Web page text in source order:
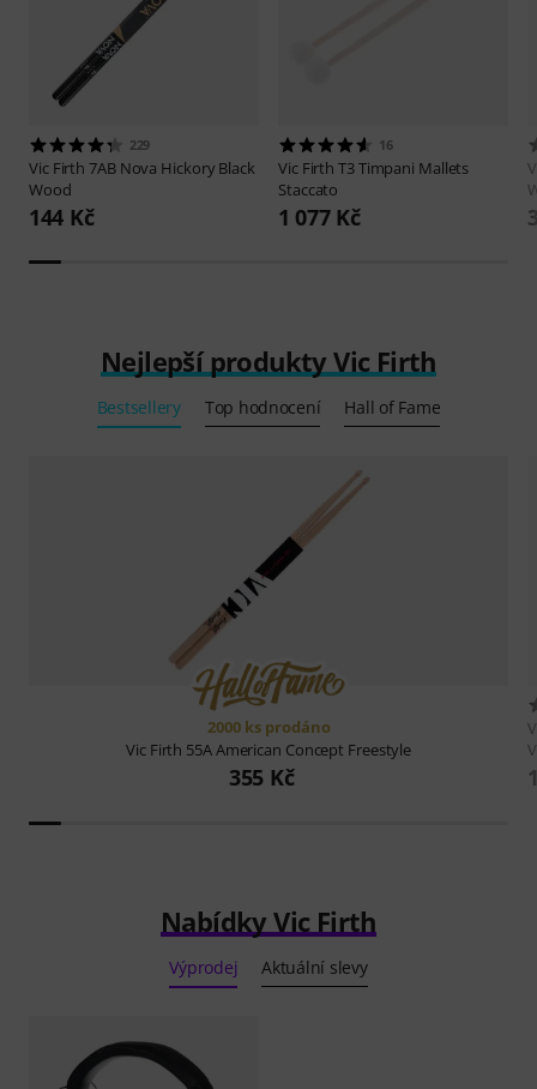
229
Vic Firth7AB Nova Hickory Black
Wood
144 Kč
16
Vic FirthT3 Timpani Mallets
Staccato
1 077 Kč
Nejlepší produkty Vic Firth
Bestsellery Top hodnocení Hall of Fame
2000 ks prodáno
Vic Firth 55A American Concept Freestyle
355 Kč
Nabídky Vic Firth
Výprodej Aktuální slevy